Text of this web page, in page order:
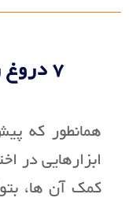
7 دروغ رایج بازاریابی آنلاین
همانطور که
ابزارهایی در
کمک آن ها،